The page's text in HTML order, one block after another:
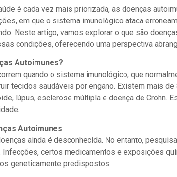
é cada vez mais priorizada, as doenças
em que o sistema imunológico ataca
Neste artigo, vamos explorar o que são
condições, oferecendo uma perspectiva
Autoimunes?
quando o sistema imunológico, que
tecidos saudáveis por engano. Existem mais
lúpus, esclerose múltipla e doença de Crohn.
Autoimunes
ainda é desconhecida. No entanto,
Infecções, certos medicamentos e exposições
geneticamente predispostos.